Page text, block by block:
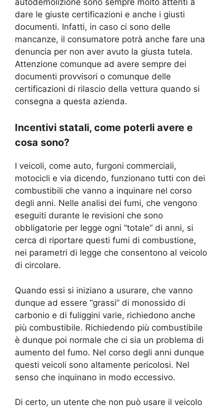
dare le giuste certificazioni e anche i giusti
documenti. Infatti, in caso ci sono delle
mancanze, il consumatore potrà anche fare una
denuncia per non aver avuto la giusta tutela.
Attenzione comunque ad avere sempre dei
documenti provvisori o comunque delle
certificazioni di rilascio della vettura quando si
consegna a questa azienda.
Incentivi statali, come poterli avere e
cosa sono?
I veicoli, come auto, furgoni commerciali,
motocicli e via dicendo, funzionano tutti con dei
combustibili che vanno a inquinare nel corso
degli anni. Nelle analisi dei fumi, che vengono
eseguiti durante le revisioni che sono
obbligatorie per legge ogni “totale” di anni, si
cerca di riportare questi fumi di combustione,
nei parametri di legge che consentono al veicolo
di circolare.
Quando essi si iniziano a usurare, che vanno
dunque ad essere “grassi” di monossido di
carbonio e di fuliggini varie, richiedono anche
più combustibile. Richiedendo più combustibile
è dunque poi normale che ci sia un problema di
aumento del fumo. Nel corso degli anni dunque
questi veicoli sono altamente pericolosi. Nel
senso che inquinano in modo eccessivo.
Di certo, un utente che non può usare il veicolo